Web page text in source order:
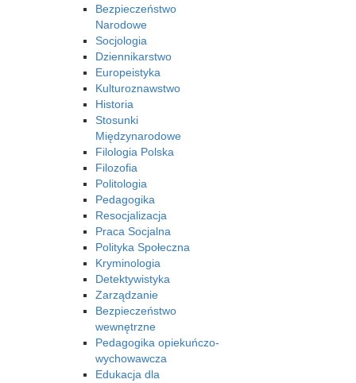
Bezpieczeństwo
Narodowe
Socjologia
Dziennikarstwo
Europeistyka
Kulturoznawstwo
Historia
Stosunki
Międzynarodowe
Filologia Polska
Filozofia
Politologia
Pedagogika
Resocjalizacja
Praca Socjalna
Polityka Społeczna
Kryminologia
Detektywistyka
Zarządzanie
Bezpieczeństwo
wewnętrzne
Pedagogika opiekuńczo-
wychowawcza
Edukacja dla